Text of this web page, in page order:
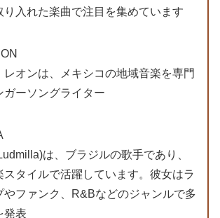
り入れた楽曲で注目を集めています
レオンは、メキシコの地域音楽を専門
ガーソングライター
は、ブラジルの歌手であり、
スタイルで活躍しています。彼女はラ
やファンク、R&Bなどのジャンルで多
発表